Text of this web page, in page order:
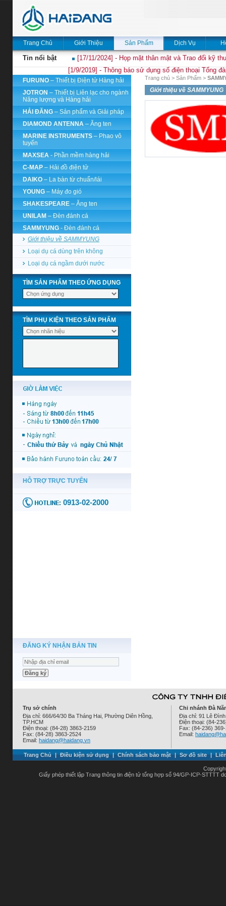
Trang Chủ Giới Thiệu Sản Phẩm Dịch Vụ
Tin nổi bật
[17/11/2024] - Họp mặt thân mật và Trao đổi kỹ
[1/9/2019] - Thông báo sử dụng số điện thoại Tổng
FURUNO – Thiết bị Điện tử Hàng hải
JOTRON – Thiết bị Liên lạc cho ngành
Năng lượng và Hàng hải
HẢI ĐĂNG – Sản phẩm và Giải pháp
DIAMOND ANTENNA – Ăng ten
MARINE INSTRUMENTS – Phao vô
tuyến
MAXSEA - Phần mềm hàng hải
C-MAP – Hải đồ điện tử
DAIKO – La bàn từ chuẩn/lái
YOUNG – Máy đo gió
SHAKESPEARE – Ăng ten
UNILAM – Đèn đánh cá
SAMMYUNG - Đèn đánh cá
Giới thiệu về SAMMYUNG
Loại dụ cá dùng trên không
Loại dụ cá ngầm dưới nước
TÌM SẢN PHẨM THEO ỨNG DỤNG
TÌM PHỤ KIỆN THEO SẢN PHẨM
ĐĂNG KÝ NHẬN BẢN TIN
Trang chủ > Sản Phẩm >
Giới thiệu về SAMMYUNG
Trụ sở chính
Địa chỉ: 666/64/30 Ba Tháng Hai, Phường Diên Hồng,
TP.HCM
Điện thoại: (84-28) 3863-2159
Fax: (84-28) 3863-2524
Email: haidang@haidang.vn
Chi nhánh Đà
Địa chỉ: 91 Lê
Điện thoại: (84-
Fax: (84-236)
Email:
Trang Chủ | Điều kiện sử dụng | Chính sách bảo mật | Sơ đồ site |
Giấy phép thiết lập Trang thông tin điện tử tổng hợp số 94/GP-ICP-STTTT